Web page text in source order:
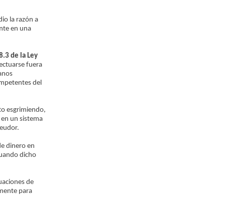
la razón a
en una
de la Ley
fuera
del
esgrimiendo,
un sistema
dinero en
dicho
de
para